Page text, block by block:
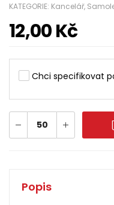
KATEGORIE: Kancelář,
12,00Kč
Chci specifikovat
Popis